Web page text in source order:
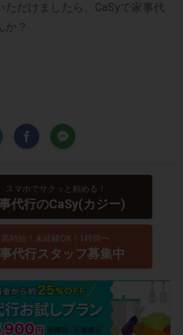
ただけましたら、CaSyで家事代
か？
スマホでサクッと頼める！
代行のCaSy(カジー)
高時給！未経験OK！1時間〜
代行スタッフ募集中